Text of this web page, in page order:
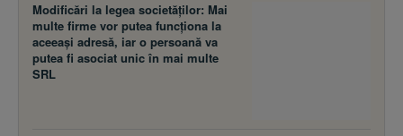
Modificări la legea societăţilor: Mai
multe firme vor putea funcţiona la
aceeaşi adresă, iar o persoană va
putea fi asociat unic în mai multe
SRL